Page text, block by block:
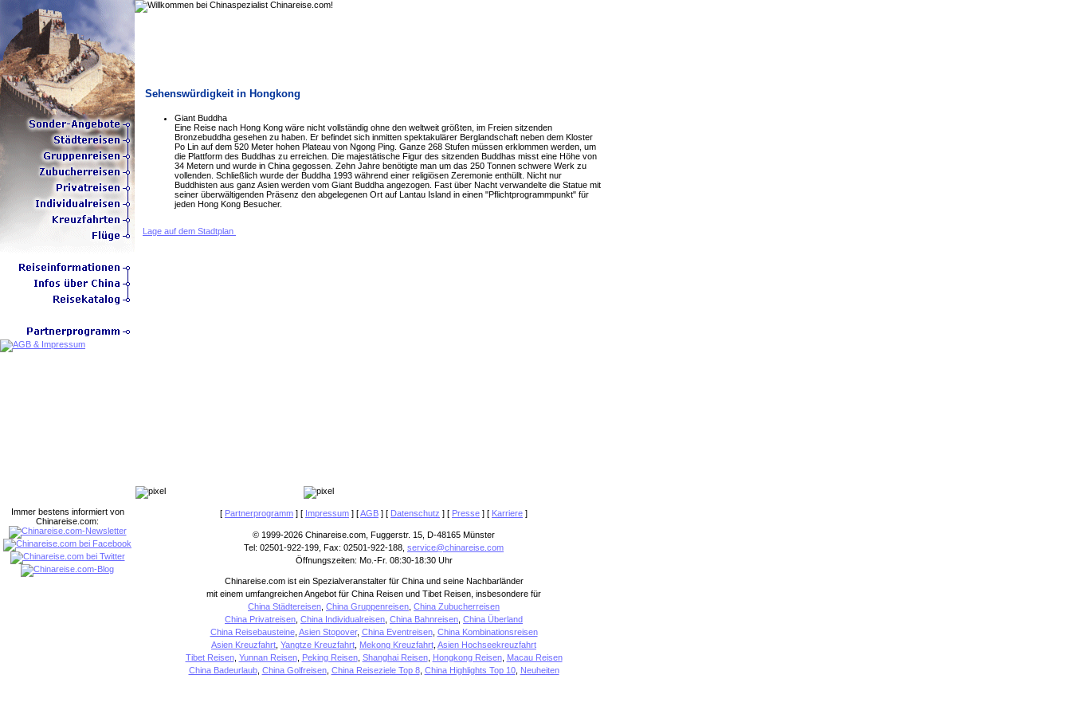
Sehenswürdigkeit in Hongkong
Giant Buddha
Eine Reise nach Hong Kong wäre nicht vollständig ohne den weltweit größten, im Freien sitzenden
Bronzebuddha gesehen zu haben. Er befindet sich inmitten spektakulärer Berglandschaft neben dem Kloster
Po Lin auf dem 520 Meter hohen Plateau von Ngong Ping. Ganze 268 Stufen müssen erklommen werden, um
die Plattform des Buddhas zu erreichen. Die majestätische Figur des sitzenden Buddhas misst eine Höhe von
34 Metern und wurde in China gegossen. Zehn Jahre benötigte man um das 250 Tonnen schwere Werk zu
vollenden. Schließlich wurde der Buddha 1993 während einer religiösen Zeremonie enthüllt. Nicht nur
Buddhisten aus ganz Asien werden vom Giant Buddha angezogen. Fast über Nacht verwandelte die Statue mit
seiner überwältigenden Präsenz den abgelegenen Ort auf Lantau Island in einen "Pflichtprogrammpunkt" für
jeden Hong Kong Besucher.
Lage auf dem Stadtplan
[ Partnerprogramm ] [ Impressum ] [AGB ] [ Datenschutz ] [ Presse ] [ Karriere ]
© 1999-2026 Chinareise.com, Fuggerstr. 15, D-48165 Münster
Tel: 02501-922-199, Fax: 02501-922-188, service@chinareise.com
Öffnungszeiten: Mo.-Fr. 08:30-18:30 Uhr
Chinareise.com ist ein Spezialveranstalter für China und seine Nachbarländer
mit einem umfangreichen Angebot für China Reisen und Tibet Reisen, insbesondere für
China Städtereisen China Gruppenreisen China Zubucherreisen
China Privatreisen China Individualreisen China Bahnreisen China Überland
China Reisebausteine, Asien Stopover, China Eventreisen, China Kombinationsreisen
Asien Kreuzfahrt Yangtze Kreuzfahrt Mekong Kreuzfahrt Asien Hochseekreuzfahrt
Tibet Reisen, Yunnan Reisen, Peking Reisen, Shanghai Reisen, Hongkong Reisen, Macau Reisen
China Badeurlaub, China Golfreisen, China Reiseziele Top 8, China Highlights Top 10, Neuheiten
Immer bestens informiert von
Chinareise.com: